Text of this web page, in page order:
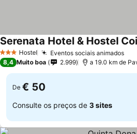
3 EstrelasHostel Eventos sociais animados
Serenata Hotel & Hostel
8,4 Muito boa 2.999
De € 50
Consulte os preços de 3 sites